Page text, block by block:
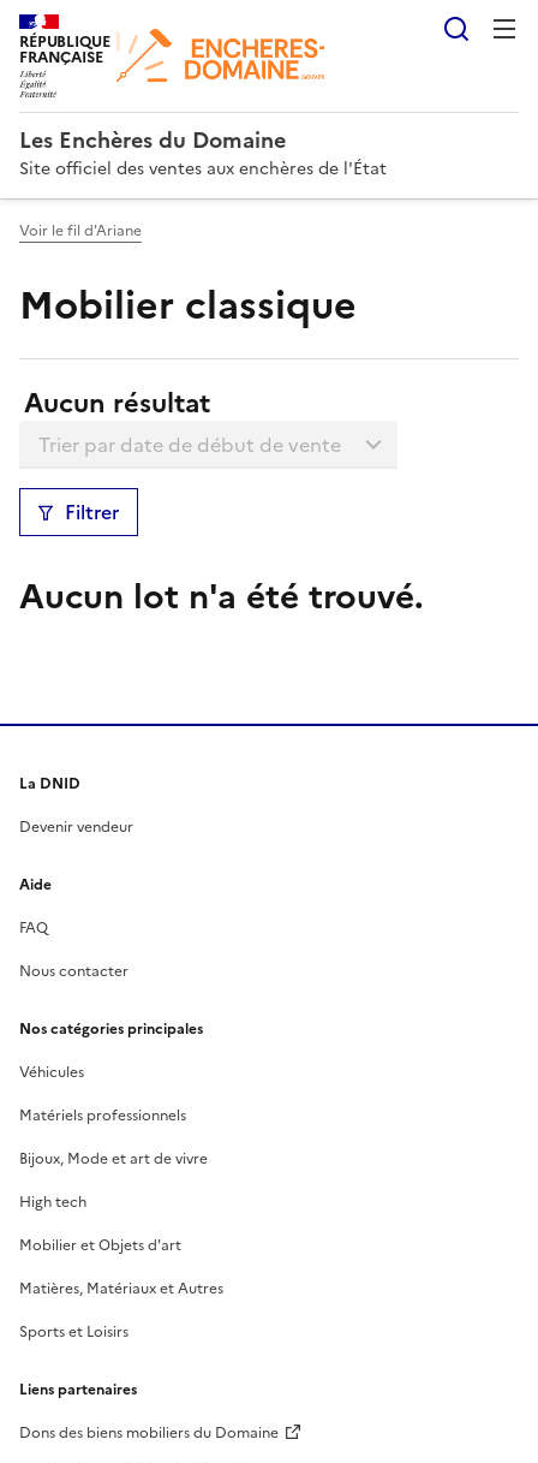
RÉPUBLIQUE
FRANÇAISE
Les Enchères du Domaine
Site officiel des ventes aux enchères de l'État
Voir le fil d'Ariane
Mobilier classique
Résultats:
Aucun résultat
Trier la liste
Filtrer
Aucun lot n'a été trouvé.
La DNID
Devenir vendeur
Aide
FAQ
Nous contacter
Nos catégories principales
Véhicules
Matériels professionnels
Bijoux, Mode et art de vivre
High tech
Mobilier et Objets d'art
Matières, Matériaux et Autres
Sports et Loisirs
Liens partenaires
Dons des biens mobiliers du Domaine